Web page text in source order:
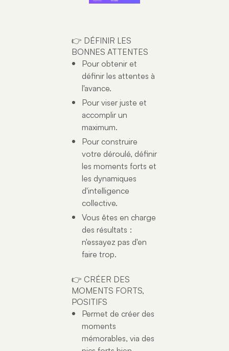
👉 DÉFINIR LES
BONNES ATTENTES
Pour obtenir et
définir les attentes à
l'avance.
Pour viser juste et
accomplir un
maximum.
Pour construire
votre déroulé, définir
les moments forts et
les dynamiques
d'intelligence
collective.
Vous êtes en charge
des résultats :
n'essayez pas d'en
faire trop.
👉 CRÉER DES
MOMENTS FORTS,
POSITIFS
Permet de créer des
moments
mémorables, via des